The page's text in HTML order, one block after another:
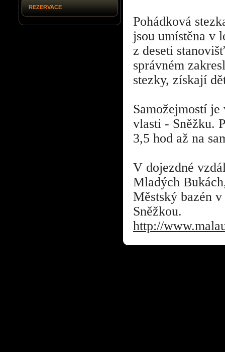
REZERVACE
Pohádková
jsou umístěna v
z deseti
správném
stezky, získají
Samožejmostí
vlasti - Sněžku.
3,5 hod až na
V dojezdné
Mladých
Městský bazén
Sněžkou.
http://